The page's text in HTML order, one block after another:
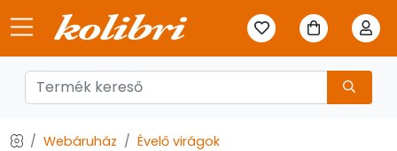
Webáruház Évelő virágok